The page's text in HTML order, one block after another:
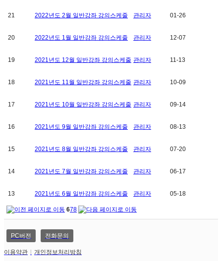
21 2022년도 2월 일반강좌 강의스케줄 관리자 01-26
20 2022년도 1월 일반강좌 강의스케줄 관리자 12-07
19 2021년도 12월 일반강좌 강의스케줄 관리자 11-13
18 2021년도 11월 일반강좌 강의스케줄 관리자 10-09
17 2021년도 10월 일반강좌 강의스케줄 관리자 09-14
16 2021년도 9월 일반강좌 강의스케줄 관리자 08-13
15 2021년도 8월 일반강좌 강의스케줄 관리자 07-20
14 2021년도 7월 일반강좌 강의스케줄 관리자 06-17
13 2021년도 6월 일반강좌 강의스케줄 관리자 05-18
678
PC버전 전화문의
이용약관 개인정보처리방침